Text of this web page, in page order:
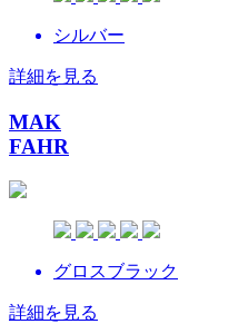
シルバー
詳細を見る
MAK
FAHR
グロスブラック
詳細を見る